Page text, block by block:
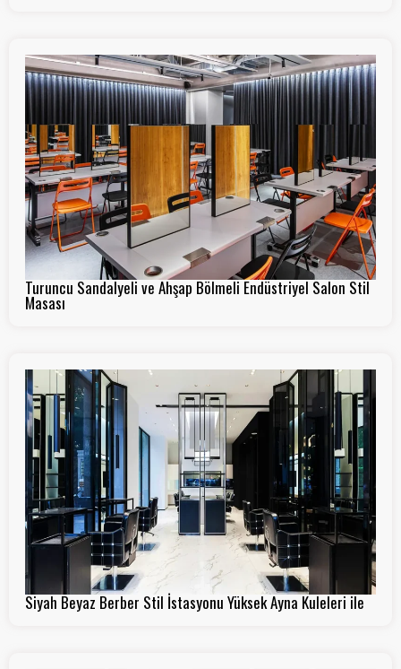
Turuncu Sandalyeli ve Ahşap Bölmeli Endüstriyel Salon Stil
Masası
Siyah Beyaz Berber Stil İstasyonu Yüksek Ayna Kuleleri ile